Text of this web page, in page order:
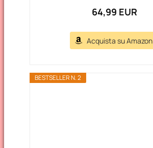
64,99 EUR
Acquista su Amazon
BESTSELLER N. 2